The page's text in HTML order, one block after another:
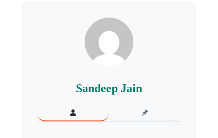
Sandeep Jain